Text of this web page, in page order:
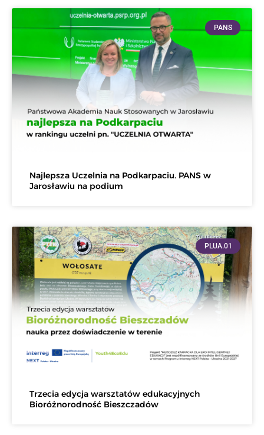
PANS
Najlepsza Uczelnia na Podkarpaciu. PANS w
Jarosławiu na podium
PLUA.01
Trzecia edycja warsztatów edukacyjnych
Bioróżnorodność Bieszczadów